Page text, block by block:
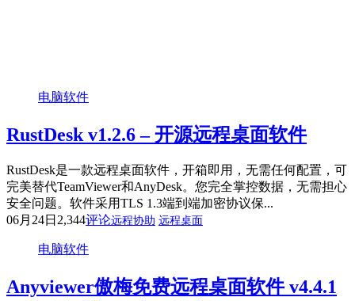
电脑软件
RustDesk v1.2.6 – 开源远程桌面软件
RustDesk是一款远程桌面软件，开箱即用，无需任何配置，可
完美替代TeamViewer和AnyDesk。您完全掌控数据，无需担心
安全问题。软件采用TLS 1.3端到端加密协议保...
06月24日 2,344评论远程协助 远程桌面
电脑软件
Anyviewer傲梅免费远程桌面软件 v4.4.1